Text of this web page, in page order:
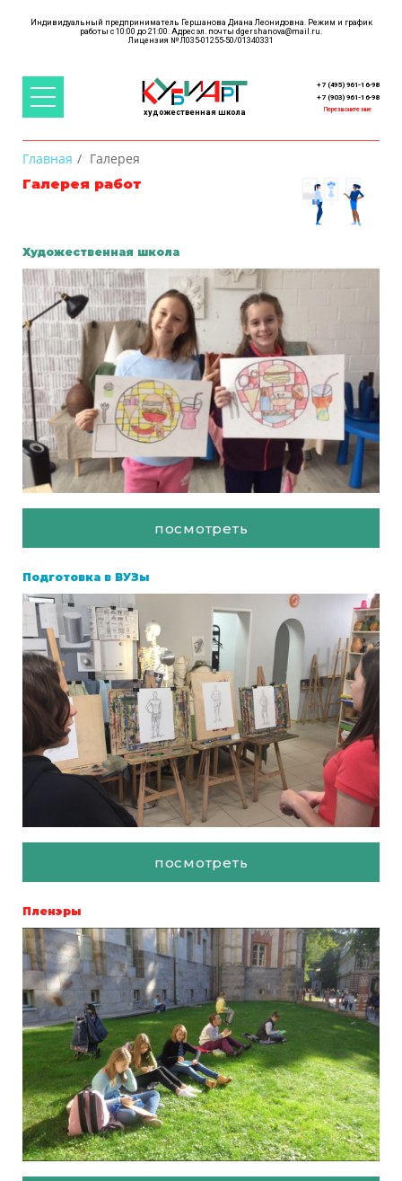
Индивидуальный предприниматель Гершанова Диана Леонидовна. Режим и график
работы с 10:00 до 21:00. Адрес эл. почты dgershanova@mail.ru.
художественная школа
+ 7 (495) 961-16-98
+ 7 (903) 961-16-98
Перезвоните мне
Главная
Галерея
Галерея работ
Художественная школа
посмотреть
Подготовка в ВУЗы
посмотреть
Пленэры